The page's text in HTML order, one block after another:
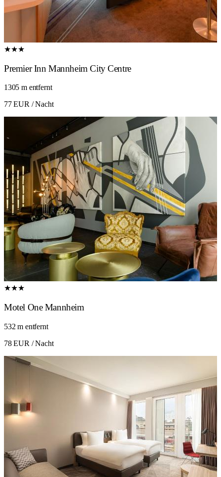
★★★
Premier Inn Mannheim City Centre
1305 m entfernt
77 EUR / Nacht
★★★
Motel One Mannheim
532 m entfernt
78 EUR / Nacht